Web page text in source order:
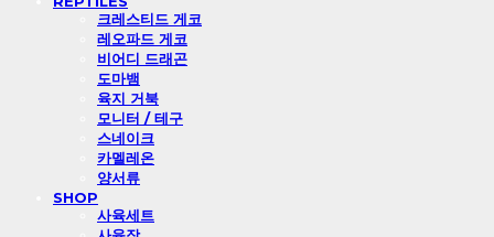
크레스티드 게코
레오파드 게코
비어디 드래곤
도마뱀
육지 거북
모니터 / 테구
스네이크
카멜레온
양서류
SHOP
사육세트